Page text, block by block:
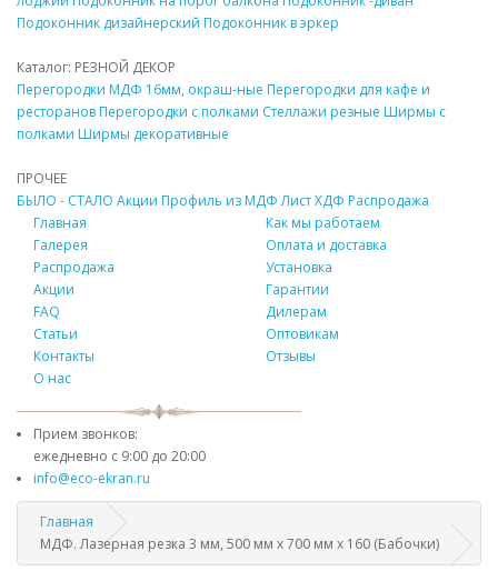
Подоконник дизайнерский Подоконник в эркер
Каталог: РЕЗНОЙ ДЕКОР
Перегородки МДФ 16мм, окраш-ные Перегородки для кафе и
ресторанов Перегородки с полками Стеллажи резные Ширмы с
полками Ширмы декоративные
ПРОЧЕЕ
БЫЛО - СТАЛО Акции Профиль из МДФ Лист ХДФ Распродажа
Главная
Галерея
Распродажа
Акции
FAQ
Статьи
Контакты
О нас
Как мы работаем
Оплата и доставка
Установка
Гарантии
Дилерам
Оптовикам
Отзывы
Прием звонков:
ежедневно с 9:00 до 20:00
info@eco-ekran.ru
Главная
МДФ. Лазерная резка 3 мм, 500 мм х 700 мм х 160 (Бабочки)